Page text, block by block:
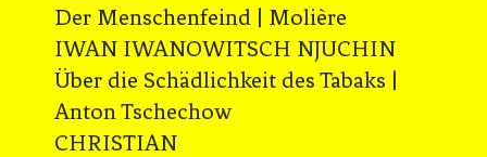
Der Menschenfeind | Molière
IWAN IWANOWITSCH NJUCHIN
Über die Schädlichkeit des Tabaks |
Anton Tschechow
CHRISTIAN